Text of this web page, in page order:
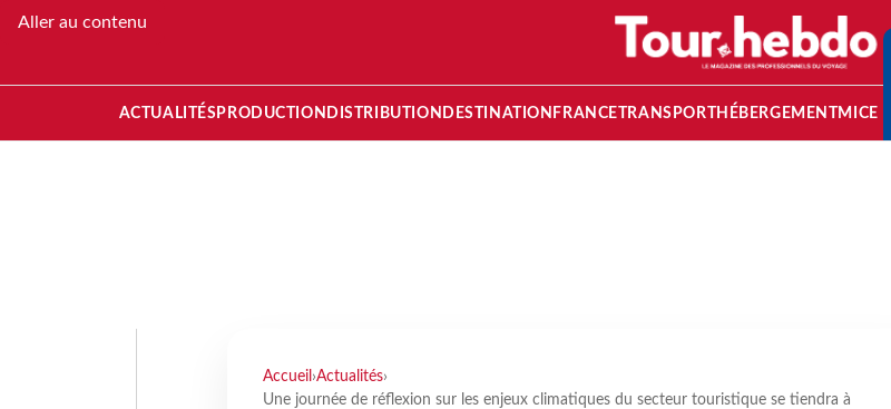
Aller au contenu
ACTUALITÉS PRODUCTION DISTRIBUTION DESTINATION FRANCETRANSPORT HÉBERGEMENTMICE
Accueil ›Actualités›
Une journée de réflexion sur les enjeux climatiques du secteur touristique se tiendra à